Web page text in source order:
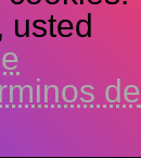
usted
de